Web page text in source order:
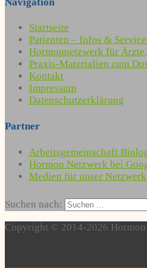
Startseite
Patienten – Infos &
Hormonnetzwerk für
Praxis-Materialien zum
Kontakt
Impressum
Datenschutzerklärung
Partner
Arbeitsgemeinschaft
Hormon Netzwerk bei
Medien für unser Netzwerk
Suchen nach:
Copyright © 2014-2026